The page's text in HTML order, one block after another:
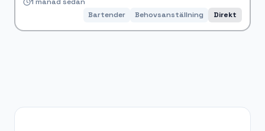
Bartender
Behovsanställning Direkt